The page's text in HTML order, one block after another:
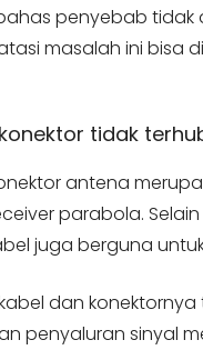
penyebab
masalah ini bisa
tidak
antena
parabola.
juga berguna
kabel dan
penyaluran sinyal